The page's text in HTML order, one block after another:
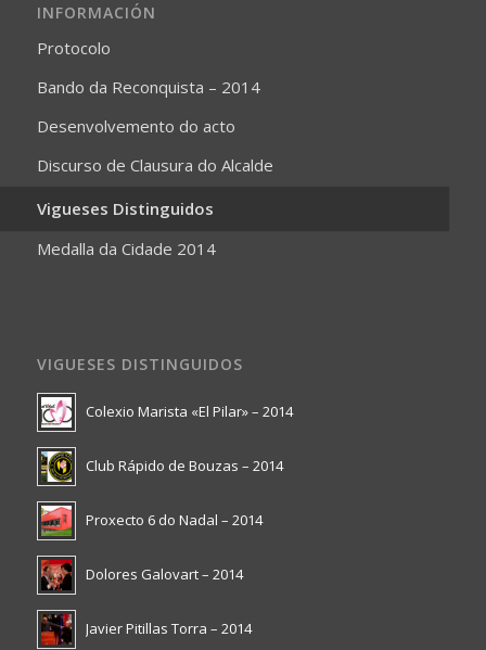
INFORMACIÓN
Protocolo
Bando da Reconquista – 2014
Desenvolvemento do acto
Discurso de Clausura do Alcalde
Vigueses Distinguidos
Medalla da Cidade 2014
VIGUESES DISTINGUIDOS
Colexio Marista «El Pilar» – 2014
Club Rápido de Bouzas – 2014
Proxecto 6 do Nadal – 2014
Dolores Galovart – 2014
Javier Pitillas Torra – 2014